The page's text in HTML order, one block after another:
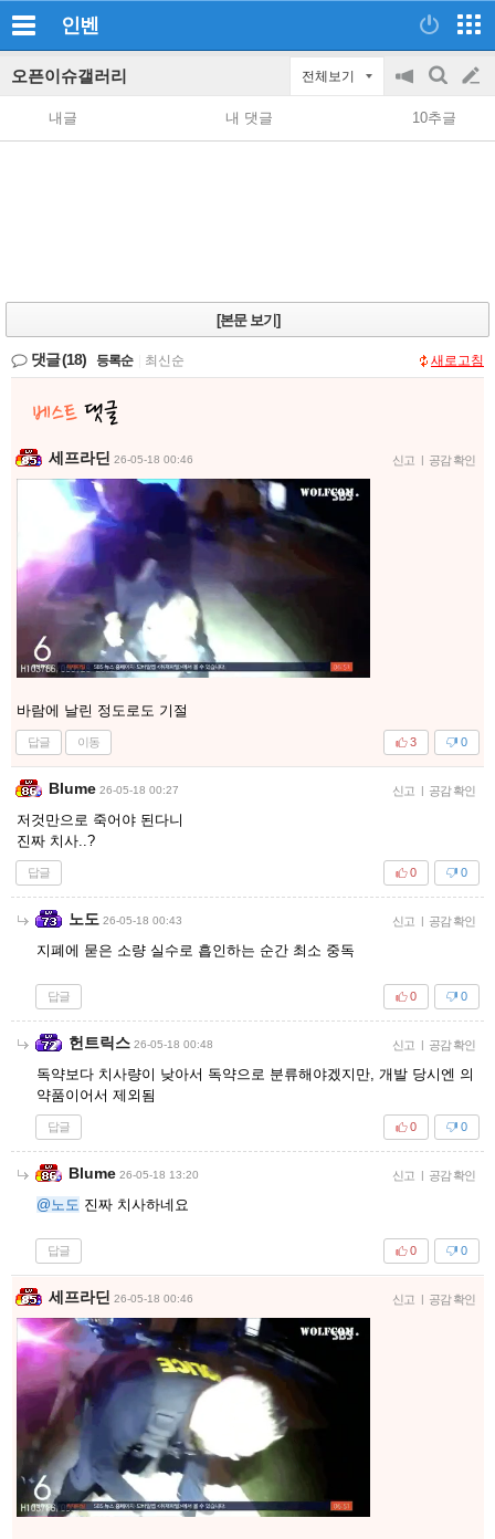
인벤
오픈이슈갤러리 전체보기
공
지
on/off
검
색
글
쓰
내글 내 댓글 10추글
[본문 보기]
댓글(18) 등록순 최신순 새로고침
세프라딘 26-05-18 00:46 신고 | 공감 확인
바람에 날린 정도로도 기절
답글 이동 0
3
Blume 26-05-18 00:27 신고 | 공감 확인
저것만으로 죽어야 된다니
진짜 치사..?
답글 0
0
노도 26-05-18 00:43 신고 | 공감 확인
지폐에 묻은 소량 실수로 흡인하는 순간 최소 중독
답글 0
0
헌트릭스 26-05-18 00:48 신고 | 공감 확인
독약보다 치사량이 낮아서 독약으로 분류해야겠지만, 개발 당시엔 의
약품이어서 제외됨
답글 0
0
Blume 26-05-18 13:20 신고 | 공감 확인
@노도 진짜 치사하네요
답글 0
0
세프라딘 26-05-18 00:46 신고 | 공감 확인